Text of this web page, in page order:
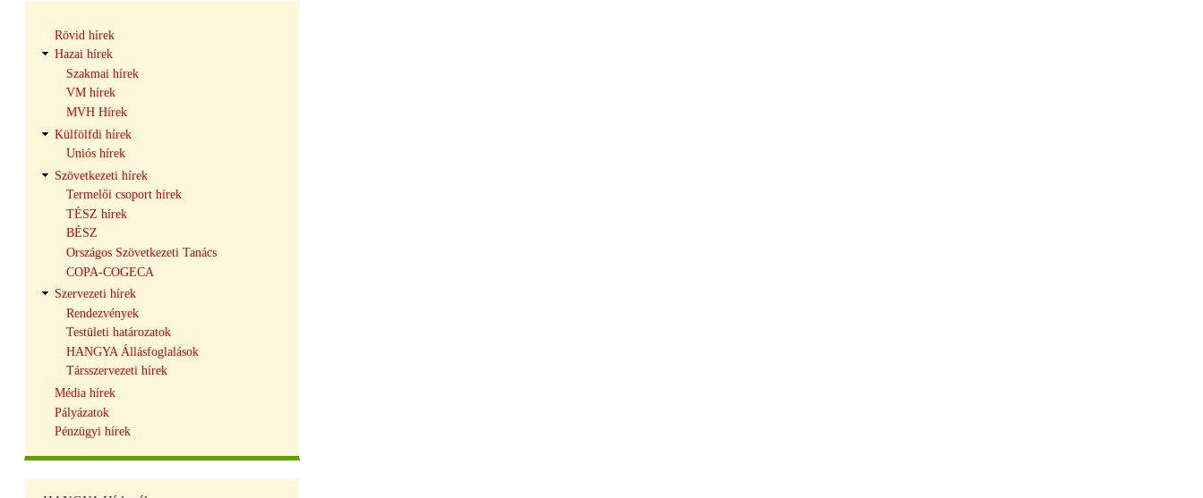
navigáció
Rövid hírek
Hazai hírek
Szakmai hírek
VM hírek
MVH Hírek
Külfölfdi hírek
Uniós hírek
Szövetkezeti hírek
Termelői csoport hírek
TÉSZ hírek
BÉSZ
Országos Szövetkezeti Tanács
COPA-COGECA
Szervezeti hírek
Rendezvények
Testületi határozatok
HANGYA Állásfoglalások
Társszervezeti hírek
Média hírek
Pályázatok
Pénzügyi hírek